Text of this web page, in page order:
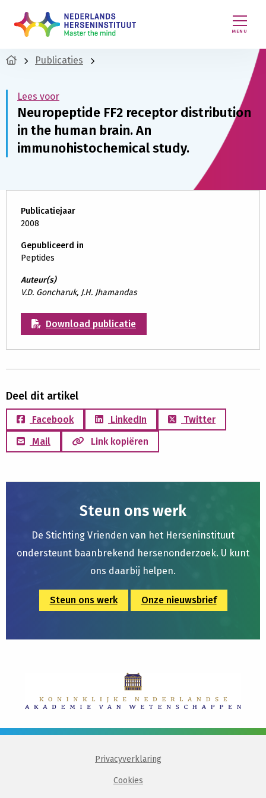
MENU
Publicaties
Lees voor
Neuropeptide FF2 receptor distribution
in the human brain. An
immunohistochemical study.
Publicatiejaar
2008
Gepubliceerd in
Peptides
Auteur(s)
V.D. Goncharuk, J.H. Jhamandas
Download publicatie
Deel dit artikel
Facebook LinkedIn
Twitter
Mail
Link kopiëren
Steun ons werk
De Stichting Vrienden van het Herseninstituut
ondersteunt baanbrekend hersenonderzoek. U kunt
ons daarbij helpen.
Steun ons werk Onze nieuwsbrief
Privacyverklaring
Cookies